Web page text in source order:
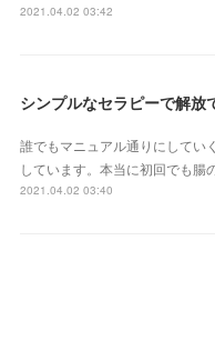
2021.04.02 03:42
誰でもマニュアル通りにしてい
しています。本当に初回でも腸
2021.04.02 03:40